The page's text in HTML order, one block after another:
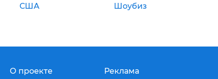
США Шоубиз
О проекте Реклама